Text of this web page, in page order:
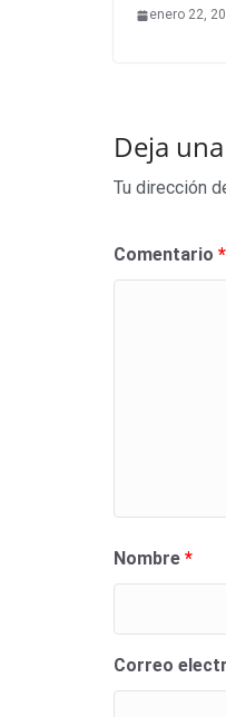
enero 22,
Deja
Tu dirección
Comentario *
Nombre *
Correo